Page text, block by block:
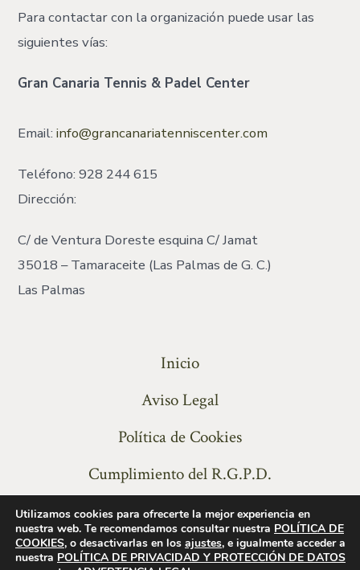
Para contactar con la organización puede usar las
siguientes vías:
Gran Canaria Tennis & Padel Center
Email:info@grancanariatenniscenter.com
Teléfono: 928 244 615
Dirección:
C/ de Ventura Doreste esquina C/ Jamat
35018 – Tamaraceite (Las Palmas de G. C.)
Las Palmas
Inicio
Aviso Legal
Política de Cookies
Cumplimiento del R.G.P.D.
Utilizamos cookies para ofrecerte la mejor experiencia en
nuestra web. Te recomendamos consultar nuestra POLÍTICA DE
COOKIES, o desactivarlas en los ajustes, e igualmente acceder a
nuestra POLÍTICA DE PRIVACIDAD Y PROTECCIÓN DE DATOS